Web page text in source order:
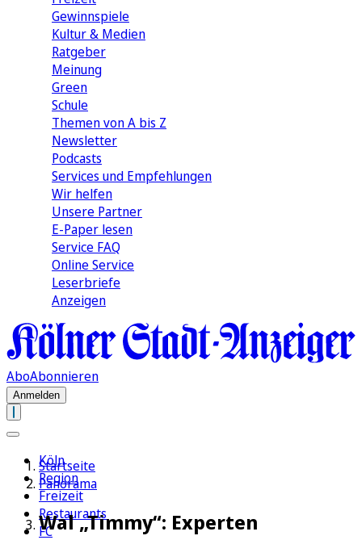
Gewinnspiele
Kultur & Medien
Ratgeber
Meinung
Green
Schule
Themen von A bis Z
Newsletter
Podcasts
Services und Empfehlungen
Wir helfen
Unsere Partner
E-Paper lesen
Service FAQ
Online Service
Leserbriefe
Anzeigen
AboAbonnieren
Anmelden
Köln
Region
Freizeit
Restaurants
FC
Startseite
Panorama
Wal „Timmy“: Experten